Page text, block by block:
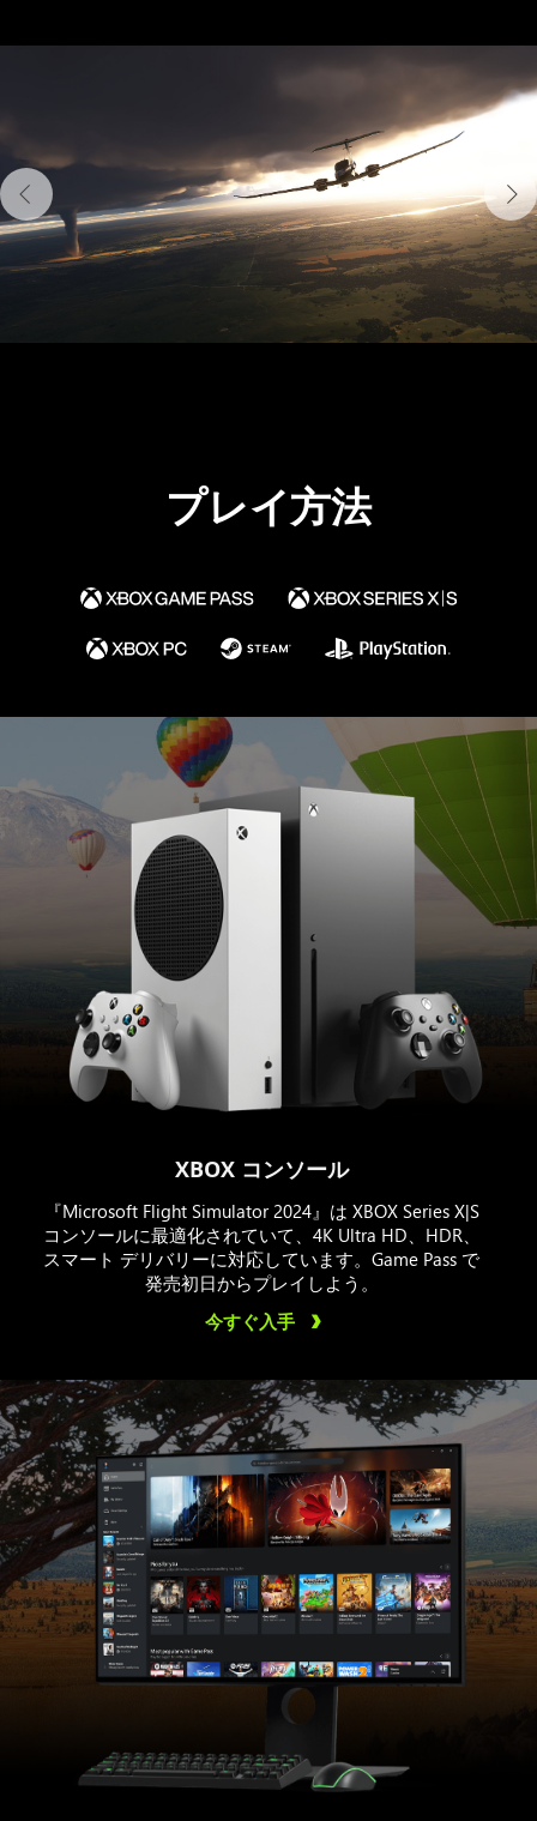
プレイ方法
XBOX コンソール
『Microsoft Flight Simulator 2024』は XBOX Series X|S
コンソールに最適化されていて、4K Ultra HD、HDR、
スマート デリバリーに対応しています。Game Pass で
発売初日からプレイしよう。
今すぐ入手